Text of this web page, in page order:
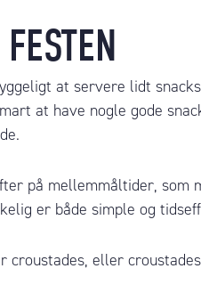
at servere lidt
at have nogle gode
på mellemmåltider, som
er både simple og
croustades, eller